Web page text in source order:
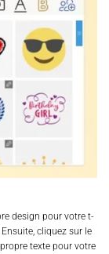
design pour votre t-
cliquez sur le
texte pour votre